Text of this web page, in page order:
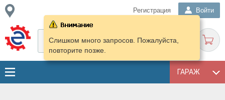
Регистрация Войти
ГАРАЖ
Слишком много запросов. Пожалуйста,
повторите позже.